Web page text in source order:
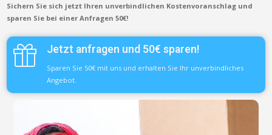
Sichern Sie sich jetzt Ihren unverbindlichen Kostenvoranschlag und
sparen Sie bei einer Anfragen 50€!
Jetzt anfragen und 50€ sparen!
Sparen Sie 50€ mit uns und erhalten Sie Ihr unverbindliches
Angebot.